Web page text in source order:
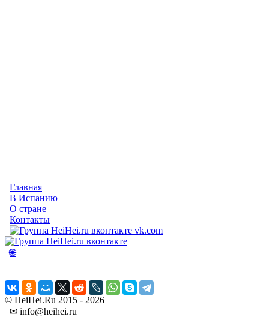
Главная
В Испанию
О стране
Контакты
vk.com
🌐
© HeiHei.Ru 2015 - 2026
✉ info@heihei.ru